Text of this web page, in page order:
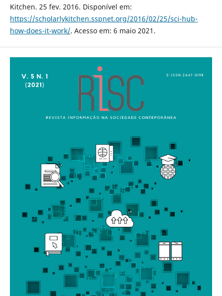
Kitchen. 25 fev. 2016. Disponível em:
https://scholarlykitchen.sspnet.org/2016/02/25/sci-hub-
how-does-it-work/. Acesso em: 6 maio 2021.